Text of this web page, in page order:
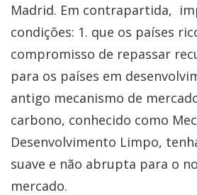
Madrid. Em contrapartida,
condições: 1. que os países
compromisso de repassar
para os países em
antigo mecanismo de
carbono, conhecido como
Desenvolvimento Limpo,
suave e não abrupta para o
mercado.